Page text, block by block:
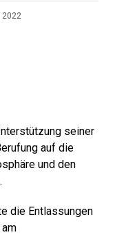
2022
seiner
auf die
und den
die Entlassungen